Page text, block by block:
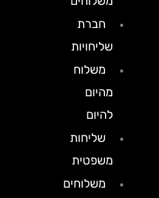
חברת
שליחויות
משלוח
מהיום
להיום
שליחות
משפטית
משלוחים